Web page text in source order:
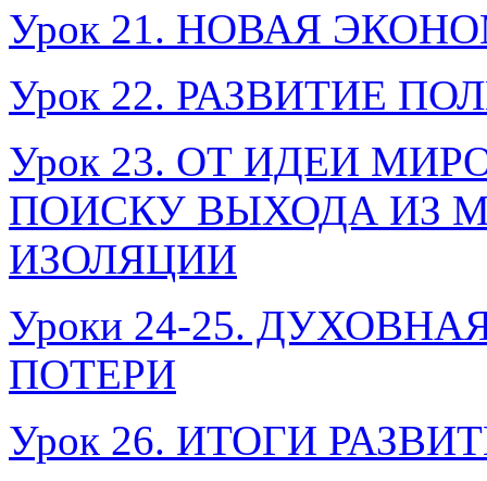
Урок 21. НОВАЯ
Урок 22. РАЗВИТИЕ
Урок 23. ОТ ИДЕИ
ПОИСКУ ВЫХОДА ИЗ
ИЗОЛЯЦИИ
Уроки 24-25.
ПОТЕРИ
Урок 26. ИТОГИ